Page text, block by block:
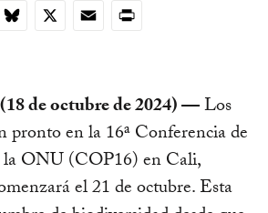
Bluesky
X EmailPrint
de octubre de 2024) —Los
pronto en la 16ª Conferencia de
la ONU (COP16) en Cali,
el 21 de octubre. Esta